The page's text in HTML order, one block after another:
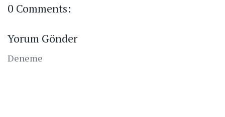
0 Comments:
Yorum Gönder
Deneme